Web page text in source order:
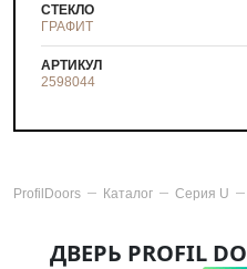
СТЕКЛО
ГРАФИТ
АРТИКУЛ
2598044
ProfilDoors Каталог Серия U
ДВЕРЬ PROFIL